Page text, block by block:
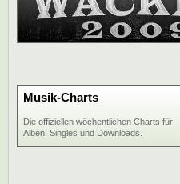
Musik-Charts
Die offiziellen wöchentlichen Charts für
Alben, Singles und Downloads.